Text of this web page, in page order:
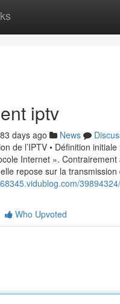
iptv
83 days ago News
de l’IPTV • Définition
Internet ».
repose sur la transmission
Who Upvoted